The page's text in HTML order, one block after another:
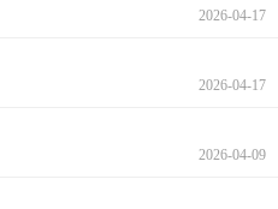
2026-04-17
2026-04-17
2026-04-09